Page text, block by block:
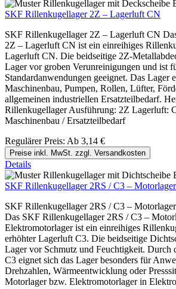
SKF Rillenkugellager 2Z – Lagerluft CN
SKF Rillenkugellager 2Z – Lagerluft CN
2Z – Lagerluft CN ist ein einreihiges
Lagerluft CN. Die beidseitige 2Z-
Lager vor groben Verunreinigungen und ist
Standardanwendungen geeignet. Das Lager
Maschinenbau, Pumpen, Rollen, Lüfter,
allgemeinen industriellen Ersatzteilbedarf.
Rillenkugellager Ausführung: 2Z Lagerluft:
Maschinenbau / Ersatzteilbedarf
Regulärer Preis: Ab 3,14 €
Preise inkl. MwSt. zzgl. Versandkosten
Details
SKF Rillenkugellager 2RS / C3 –
SKF Rillenkugellager 2RS / C3 –
Das SKF Rillenkugellager 2RS / C3 –
Elektromotorlager ist ein einreihiges
erhöhter Lagerluft C3. Die beidseitige
Lager vor Schmutz und Feuchtigkeit. Durch
C3 eignet sich das Lager besonders für
Drehzahlen, Wärmeentwicklung oder
Motorlager bzw. Elektromotorlager in